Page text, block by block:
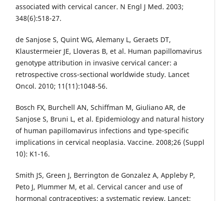
associated with cervical cancer. N Engl J Med. 2003;
348(6):518-27.
de Sanjose S, Quint WG, Alemany L, Geraets DT,
Klaustermeier JE, Lloveras B, et al. Human papillomavirus
genotype attribution in invasive cervical cancer: a
retrospective cross-sectional worldwide study. Lancet
Oncol. 2010; 11(11):1048-56.
Bosch FX, Burchell AN, Schiffman M, Giuliano AR, de
Sanjose S, Bruni L, et al. Epidemiology and natural history
of human papillomavirus infections and type-specific
implications in cervical neoplasia. Vaccine. 2008;26 (Suppl
10): K1-16.
Smith JS, Green J, Berrington de Gonzalez A, Appleby P,
Peto J, Plummer M, et al. Cervical cancer and use of
hormonal contraceptives: a systematic review. Lancet;